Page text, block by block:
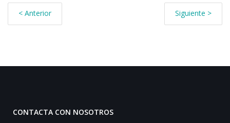
< Anterior Siguiente >
CONTACTA CON NOSOTROS